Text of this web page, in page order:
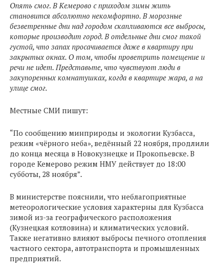
Опять смог. В Кемерово с приходом зимы жить
становится абсолютно некомфортно. В морозные
безветренные дни над городом скапливаются все выбросы,
которые производит город. В отдельные дни смог такой
густой, что запах просачивается даже в квартиру при
закрытых окнах. О том, чтобы проветрить помещение и
речи не идет. Представьте, что чувствуют люди в
закупоренных комнатушках, когда в квартире жара, а на
улице смог.
Местные СМИ пишут:
“По сообщению минприроды и экологии Кузбасса,
режим «чёрного неба», ведённый 22 ноября, продлили
до конца месяца в Новокузнецке и Прокопьевске. В
городе Кемерово режим НМУ действует до 18:00
субботы, 28 ноября”.
В министерстве пояснили, что неблагоприятные
метеорологические условия характерны для Кузбасса
зимой из-за географического расположения
(Кузнецкая котловина) и климатических условий.
Также негативно влияют выбросы печного отопления
частного сектора, автотранспорта и промышленных
предприятий.